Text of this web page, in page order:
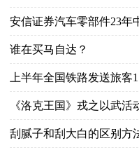
谁在买马自达？
《洛克王国》戎之以武活